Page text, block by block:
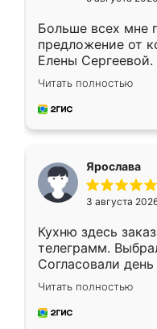
Больше всех мне
предложение от
Елены
короткие сроки
для замера
предложил по
Читать полностью
Ярослава
3 августа
Кухню здесь
телеграмм.
Согласовали
недели кухня
довольны
мебель за
Читать полностью